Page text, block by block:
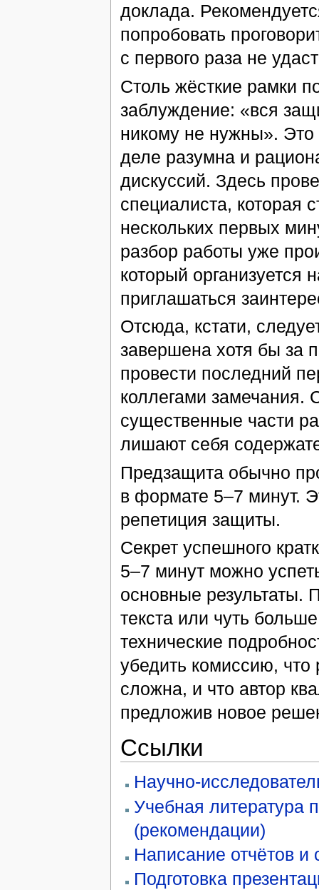
доклада.
попробовать
с первого раза не
Столь жёсткие рамки
заблуждение: «вся
никому не нужны».
деле разумна и
дискуссий. Здесь
специалиста, которая
нескольких первых
разбор работы уже
который организуется
приглашаться
Отсюда, кстати,
завершена хотя бы за
провести последний
коллегами
существенные части
лишают себя
Предзащита обычно
в формате 5–7 минут.
репетиция защиты.
Секрет успешного
5–7 минут можно
основные результаты.
текста или чуть
технические
убедить комиссию, что
сложна, и что автор
предложив новое
Ссылки
Научно-
Учебная литература
(рекомендации)
Написание отчётов и
Подготовка